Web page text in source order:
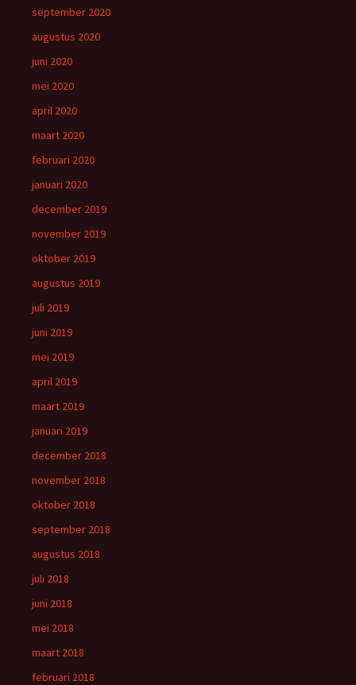
september 2020
augustus 2020
juni 2020
mei 2020
april 2020
maart 2020
februari 2020
januari 2020
december 2019
november 2019
oktober 2019
augustus 2019
juli 2019
juni 2019
mei 2019
april 2019
maart 2019
januari 2019
december 2018
november 2018
oktober 2018
september 2018
augustus 2018
juli 2018
juni 2018
mei 2018
maart 2018
februari 2018